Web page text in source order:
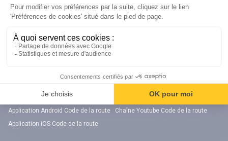
Réserver une session
Réserver une session
Code gratuit
Code bateau
Séries d’entraînement
Nos applications
Application Android Code de la route
Application iOS Code de la route
Notre chaîne Youtube
Chaîne Youtube Code de la route